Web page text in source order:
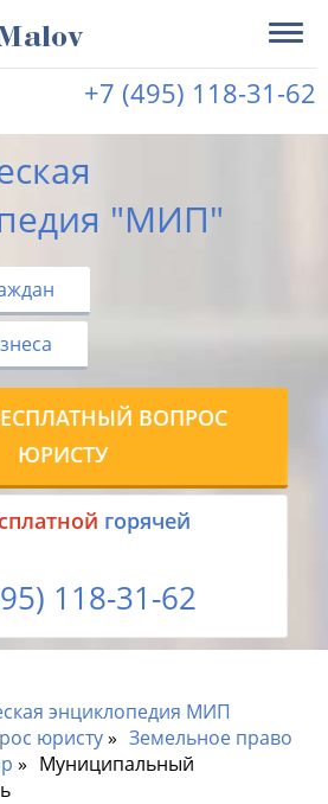
alov
+7 (495) 118-31-62
"МИП"
ВОПРОС
ЮРИСТУ
горячей
118-31-62
энциклопедия МИП
юристу
Земельное право
Муниципальный